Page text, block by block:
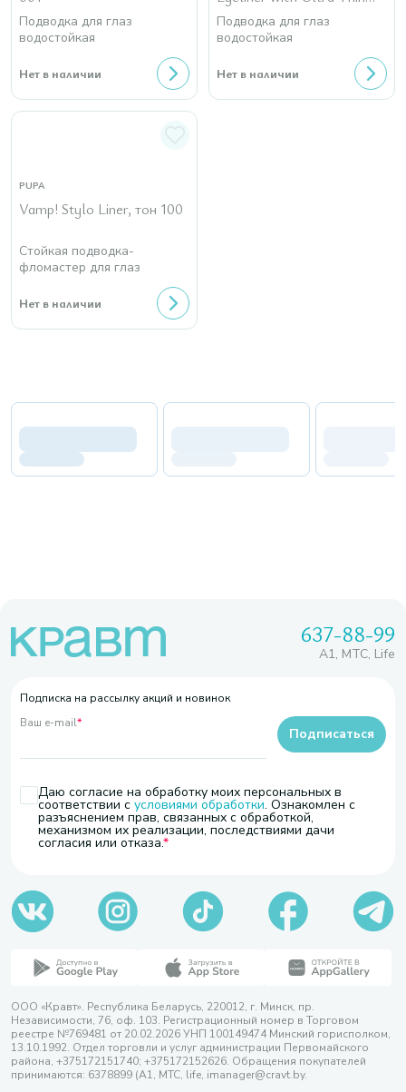
Подводка для глаз
водостойкая
Нет в наличии
Brush - Waterproof
Подводка для глаз
водостойкая
Нет в наличии
PUPA
Vamp! Stylo Liner, тон 100
Стойкая подводка-
фломастер для глаз
Нет в наличии
637-88-99
A1, МТС, Life
Подписка на рассылку акций и новинок
Ваш e-mail*
Даю согласие на обработку моих персональных в
соответствии с условиями обработки. Ознакомлен с
разъяснением прав, связанных с обработкой,
механизмом их реализации, последствиями дачи
согласия или отказа.
Подписаться
ООО «Кравт». Республика Беларусь, 220012, г. Минск, пр.
Независимости, 76, оф. 103. Регистрационный номер в Торговом
реестре №769481 от 20.02.2026 УНП 100149474 Минский горисполком,
13.10.1992. Отдел торговли и услуг администрации Первомайского
района, +375172151740; +375172152626. Обращения покупателей
принимаются: 6378899 (А1, МТС, life, imanager@cravt.by.